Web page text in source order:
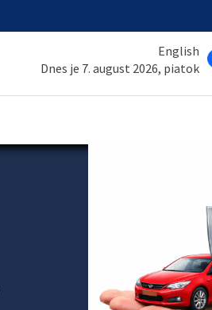
English
Dnes je 7. august 2026, piatok